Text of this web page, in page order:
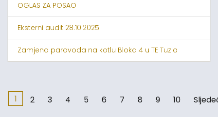
OGLAS ZA POSAO
Eksterni audit 28.10.2025.
Zamjena parovoda na kotlu Bloka 4 u TE Tuzla
1 2 3 4 5 6 7 8 9 10